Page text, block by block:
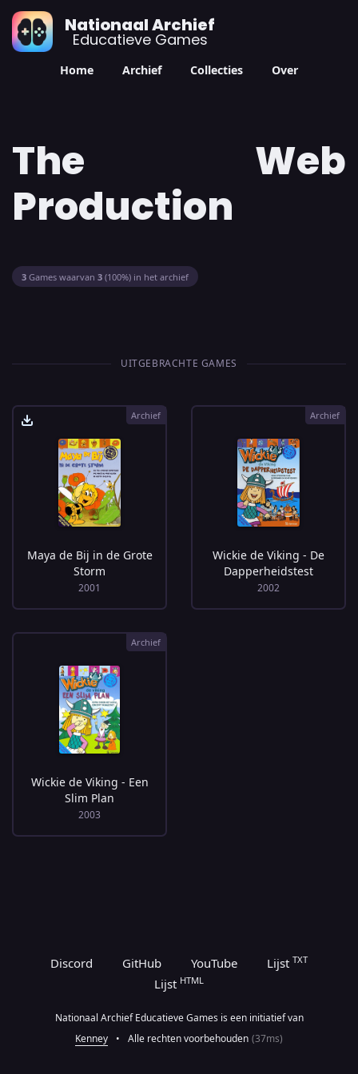
Nationaal Archief
Educatieve Games
Home Archief Collecties Over
The Web
Production
3 Games waarvan3 (100%) in het archief
UITGEBRACHTE GAMES
Maya de Bij in de Grote
Storm
2001
Archief
Wickie de Viking - De
Dapperheidstest
2002
Archief
Wickie de Viking - Een
Slim Plan
2003
Archief
Discord GitHub YouTube Lijst TXT
Lijst HTML
Nationaal Archief Educatieve Games is een initiatief van
Kenney
• Alle rechten voorbehouden (37ms)